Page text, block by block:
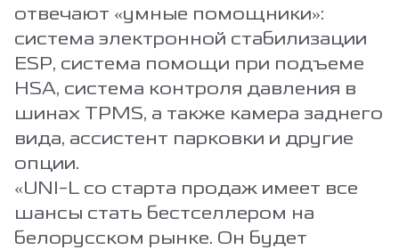
отвечают «умные помощники»:
система электронной стабилизации
ESP, система помощи при подъеме
HSA, система контроля давления в
шинах TPMS, а также камера заднего
вида, ассистент парковки и другие
опции.
«UNI-L со старта продаж имеет все
шансы стать бестселлером на
белорусском рынке. Он будет